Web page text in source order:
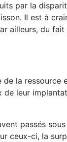
par la
Il est à
ailleurs, du
la ressource
leur
passés
ceux-ci, la